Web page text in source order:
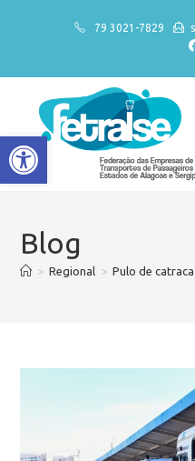
Abrir a barra
79 3021-7829
Blog
> Regional > Pulo de